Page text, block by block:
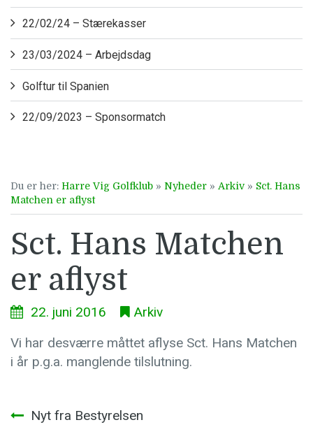
22/02/24 – Stærekasser
23/03/2024 – Arbejdsdag
Golftur til Spanien
22/09/2023 – Sponsormatch
Du er her: Harre Vig Golfklub » Nyheder » Arkiv» Sct. Hans
Matchen er aflyst
Sct. Hans Matchen
er aflyst
22. juni 2016
Arkiv
Vi har desværre måttet aflyse Sct. Hans Matchen
i år p.g.a. manglende tilslutning.
Indlægsnavigation
Nyt fra Bestyrelsen